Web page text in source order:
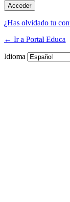
¿Has olvidado tu
← Ir a Portal Educa
Idioma